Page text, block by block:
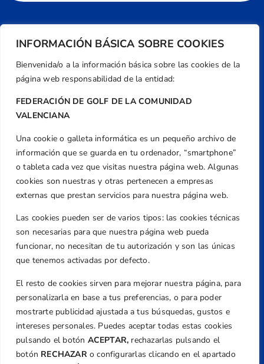
INFORMACIÓN BÁSICA SOBRE COOKIES
Bienvenida/o a la información básica sobre las cookies de la
página web responsabilidad de la entidad:
FEDERACIÓN DE GOLF DE LA COMUNIDAD
VALENCIANA
Una cookie o galleta informática es un pequeño archivo de
información que se guarda en tu ordenador, “smartphone”
o tableta cada vez que visitas nuestra página web. Algunas
cookies son nuestras y otras pertenecen a empresas
externas que prestan servicios para nuestra página web.
Las cookies pueden ser de varios tipos: las cookies técnicas
son necesarias para que nuestra página web pueda
funcionar, no necesitan de tu autorización y son las únicas
que tenemos activadas por defecto.
El resto de cookies sirven para mejorar nuestra página, para
personalizarla en base a tus preferencias, o para poder
mostrarte publicidad ajustada a tus búsquedas, gustos e
intereses personales. Puedes aceptar todas estas cookies
pulsando el botón ACEPTAR, rechazarlas pulsando el
botón RECHAZARo configurarlas clicando en el apartado
Dirección
Centre de L´Esport, Carrer d'Isaac Peral i
Caballero, Nº 5, Despachos 2 y 3, 46980,
Valencia
+34 961 367 799
Email
federacion@golfcv.com
Aviso Legal
Política de Privacidad
Transparencia
Normativa
Federación